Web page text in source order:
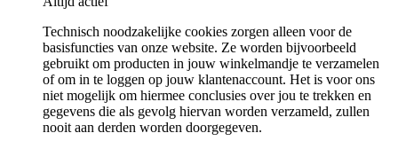
Technisch noodzakelijke cookies zorgen alleen voor de
basisfuncties van onze website. Ze worden bijvoorbeeld
gebruikt om producten in jouw winkelmandje te verzamelen
of om in te loggen op jouw klantenaccount. Het is voor ons
niet mogelijk om hiermee conclusies over jou te trekken en
gegevens die als gevolg hiervan worden verzameld, zullen
nooit aan derden worden doorgegeven.